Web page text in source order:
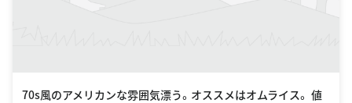
70s風のアメリカンな雰囲気漂う。オススメはオムライス。 値